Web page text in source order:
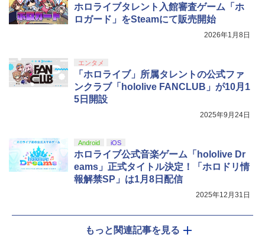
ホロライブタレント入館審査ゲーム「ホ
ロガード」をSteamにて販売開始
2026年1月8日
エンタメ
「ホロライブ」所属タレントの公式ファ
ンクラブ「hololive FANCLUB」が10月1
5日開設
2025年9月24日
Android iOS
ホロライブ公式音楽ゲーム「hololive Dr
eams」正式タイトル決定！「ホロドリ情
報解禁SP」は1月8日配信
2025年12月31日
もっと関連記事を見る